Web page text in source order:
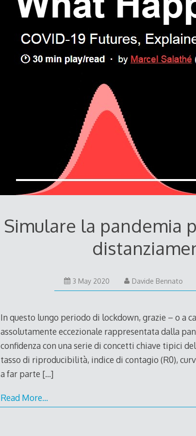
Simulare la pandemia
3 May 2020
May
Davide Bennato
In questo lungo periodo di lockdown, grazie – o a
assolutamente eccezionale rappresentata dalla
confidenza con una serie di concetti chiave tipici
tasso di riproducibilità, indice di contagio (R0),
a far parte […]
Read More…